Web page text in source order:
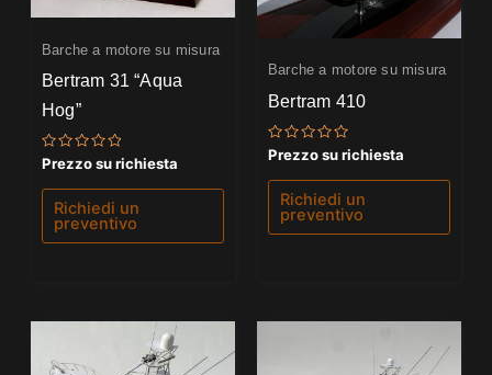
Barche a motore su misura
Bertram 31 “Aqua
Hog”
Valutato
su
Prezzo su richiesta
Richiedi un
preventivo
Barche a motore su misura
Bertram 410
Valutato
0
su
Prezzo su richiesta
Richiedi un
preventivo